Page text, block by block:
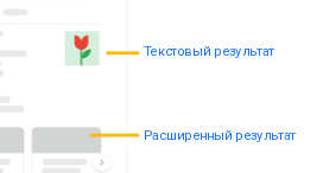
Текстовый результат
Расширенный результат